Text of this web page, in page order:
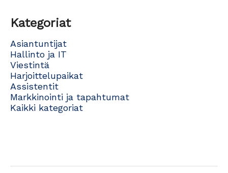
Kategoriat
Asiantuntijat
Hallinto ja IT
Viestintä
Harjoittelupaikat
Assistentit
Markkinointi ja tapahtumat
Kaikki kategoriat